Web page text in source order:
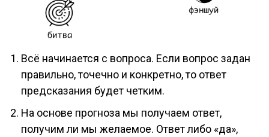
Всё начинается с вопроса. Если вопрос задан
правильно, точечно и конкретно, то ответ
предсказания будет четким.
На основе прогноза мы получаем ответ,
получим ли мы желаемое. Ответ либо «да»,